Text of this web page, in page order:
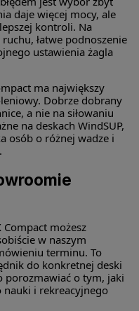
daje więcej mocy, ale
kontroli. Na
łatwe podnoszenie
ustawienia żagla
ma największy
Dobrze dobrany
a nie na siłowaniu
na deskach WindSUP,
osób o różnej wadze i
Compact możesz
w naszym
terminu. To
do konkretnej deski
porozmawiać o tym, jaki
nauki i rekreacyjnego